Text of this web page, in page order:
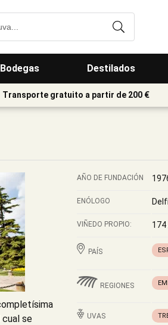
Bodegas Destilados
Transporte gratuito a partir de 200 €
cual se
AÑO DE FUNDACIÓN
ENÓLOGO
VIÑEDO PROPIO: 174
PAÍS
REGIONES
UVAS